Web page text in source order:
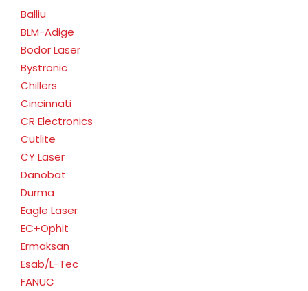
Balliu
BLM-Adige
Bodor Laser
Bystronic
Chillers
Cincinnati
CR Electronics
Cutlite
CY Laser
Danobat
Durma
Eagle Laser
EC+Ophit
Ermaksan
Esab/L-Tec
FANUC